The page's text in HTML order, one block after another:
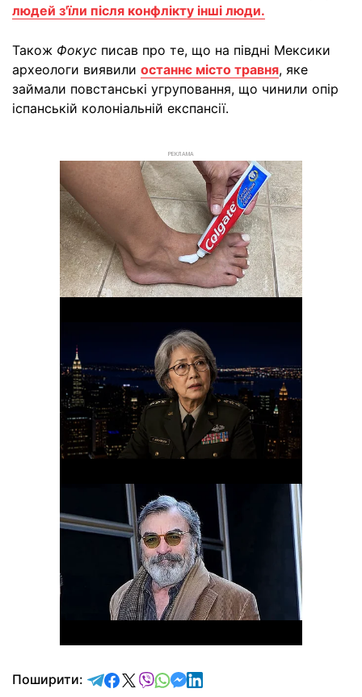
людей з'їли після конфлікту інші люди.
Також Фокус писав про те, що на півдні Мексики
археологи виявили останнє місто травня, яке
займали повстанські угруповання, що чинили опір
іспанській колоніальній експансії.
РЕКЛАМА
Поширити: відправити у Telegram
поділитись у Facebook
поділитись у X
відправити у Viber
відправити у Whatsapp
відправити у Messenger
відправити у LinkedIn